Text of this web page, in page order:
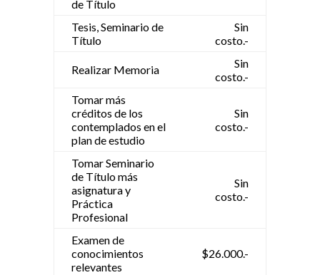
de Título
Tesis, Seminario de
Título
Sin
costo.-
Realizar Memoria
Sin
costo.-
Tomar más
créditos de los
contemplados en el
plan de estudio
Sin
costo.-
Tomar Seminario
de Título más
asignatura y
Práctica
Profesional
Sin
costo.-
Examen de
conocimientos
relevantes
$26.000.-